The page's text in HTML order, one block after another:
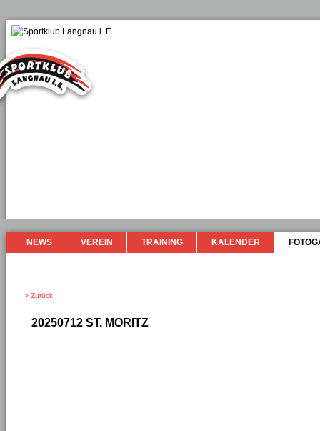
NEWS VEREIN TRAINING KALENDER
> Zurück
20250712 ST. MORITZ